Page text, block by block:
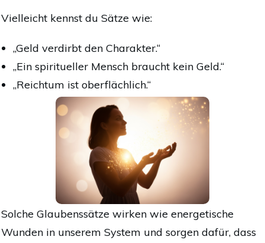
Vielleicht kennst du Sätze wie:
„Geld verdirbt den Charakter.“
„Ein spiritueller Mensch braucht kein Geld.“
„Reichtum ist oberflächlich.“
Solche Glaubenssätze wirken wie energetische
Wunden in unserem System und sorgen dafür, dass